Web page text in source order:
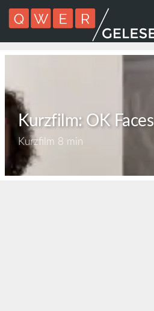
Kurzfilm: OK Faces
Kurzfilm 8 min